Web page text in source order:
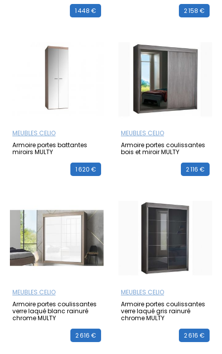
1 448 € 2 158 €
MEUBLES CELIO
Armoire portes battantes
miroirs MULTY
1 620 €
MEUBLES CELIO
Armoire portes coulissantes
bois et miroir MULTY
2 116 €
MEUBLES CELIO
Armoire portes coulissantes
verre laqué blanc rainuré
chrome MULTY
2 616 €
MEUBLES CELIO
Armoire portes coulissantes
verre laqué gris rainuré
chrome MULTY
2 616 €